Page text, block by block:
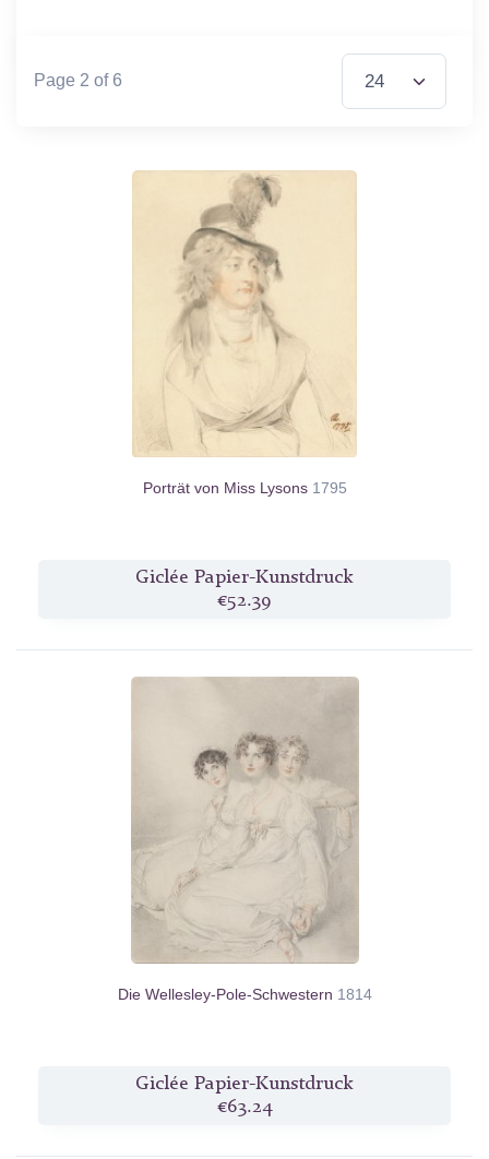
Page 2 of 6
Items per Page
Porträt von Miss Lysons 1795
Giclée Papier-Kunstdruck
€52.39
Die Wellesley-Pole-Schwestern 1814
Giclée Papier-Kunstdruck
€63.24